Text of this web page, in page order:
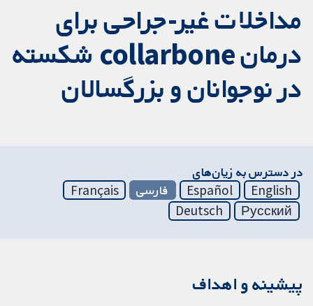
مداخلات غیر-جراحی برای
درمان collarbone شکسته
در نوجوانان و بزرگسالان
در دسترس به زیان‌های
English
Español فارسی
Français
Русский
Deutsch
پیشینه و اهداف